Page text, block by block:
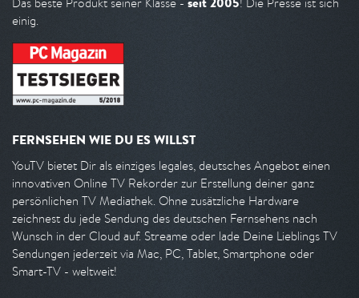
einig.
FERNSEHEN WIE DU ES WILLST
YouTV bietet Dir als einziges legales, deutsches Angebot einen
innovativen Online TV Rekorder zur Erstellung deiner ganz
persönlichen TV Mediathek. Ohne zusätzliche Hardware
zeichnest du jede Sendung des deutschen Fernsehens nach
Wunsch in der Cloud auf. Streame oder lade Deine Lieblings TV
Sendungen jederzeit via Mac, PC, Tablet, Smartphone oder
Smart-TV - weltweit!